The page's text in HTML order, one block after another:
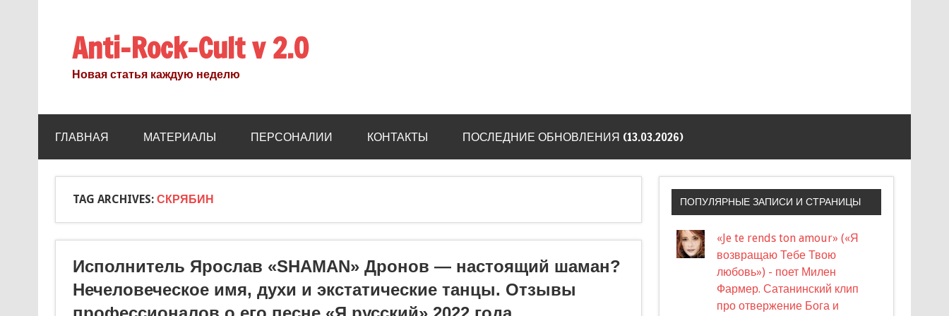
Anti-Rock-Cult v 2.0
Новая статья каждую неделю
ГЛАВНАЯ МАТЕРИАЛЫ ПЕРСОНАЛИИ КОНТАКТЫ ПОСЛЕДНИЕ ОБНОВЛЕНИЯ (13.03.2026)
TAG ARCHIVES: СКРЯБИН
Исполнитель Ярослав «SHAMAN» Дронов — настоящий шаман?
Нечеловеческое имя, духи и экстатические танцы. Отзывы
ПОПУЛЯРНЫЕ ЗАПИСИ И СТРАНИЦЫ
«Je te rends ton amour» («Я
возвращаю Тебе Твою
любовь») - поет Милен
Фармер. Сатанинский клип
про отвержение Бога и